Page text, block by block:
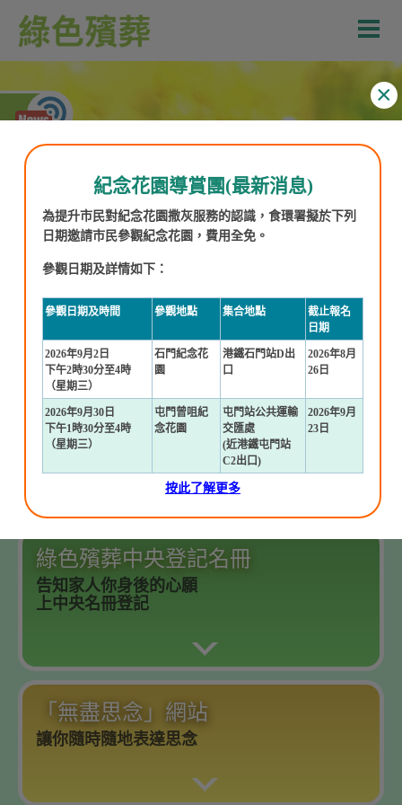
紀念花園導賞團(最新消息)
為提升市民對紀念花園撒灰服務的認識，食環署擬於下列
日期邀請市民參觀紀念花園，費用全免。
參觀日期及詳情如下：
參觀日期及時間 參觀地點 集合地點
截止報名
日期
2026年9月2日
下午2時30分至4時
（星期三）
石門紀念花
園
港鐵石門站D出
口
2026年8月
26日
2026年9月30日
下午1時30分至4時
（星期三）
屯門曾咀紀
念花園
屯門站公共運輸
交匯處
(近港鐵屯門站
C2出口)
2026年9月
23日
按此了解更多
讓至親擁抱自然，綠蔭後人。
海上撒灰
讓至親於大海中無拘無束，回歸自然。
綠色殯葬中央登記名冊
告知家人你身後的心願
上中央名冊登記
「無盡思念」網站
讓你隨時隨地表達思念